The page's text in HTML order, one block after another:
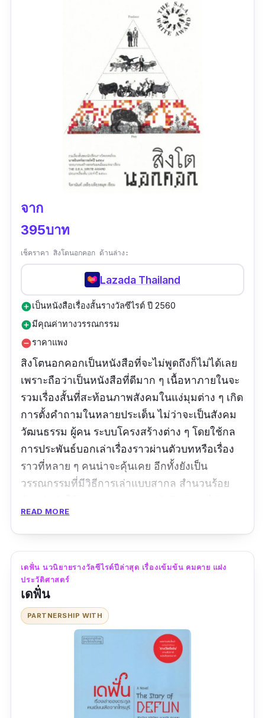
ปาลิตา ผลประดับเพ็ชร
สำนักพิมพ์ผจญภัย
จำนวนหน้า :168
ยังไม่พบรีวิว
จาก
395บาท
เช็คราคา สิงโตนอกคอก ด้านล่าง:
Lazada Thailand
add_circleเป็นหนังสือเรื่องสั้นรางวัลซีไรต์ ปี 2560
add_circleมีคุณค่าทางวรรณกรรม
remove_circleราคาแพง
สิงโตนอกคอกเป็นหนังสือที่จะไม่พูดถึงก็ไม่ได้เลย
เพราะถือว่าเป็นหนังสือที่ดีมาก ๆ เนื้อหาภายในจะ
รวมเรื่องสั้นที่สะท้อนภาพสังคมในแง่มุมต่าง ๆ เกิด
การตั้งคำถามในหลายประเด็น ไม่ว่าจะเป็นสังคม
วัฒนธรรม ผู้คน ระบบโครงสร้างต่าง ๆ โดยใช้กล
การประพันธ์บอกเล่าเรื่องราวผ่านตัวบทหรือเรื่อง
ราวที่หลาย ๆ คนน่าจะคุ้นเคย อีกทั้งยังเป็น
วรรณกรรมที่มีวิธีการเล่าแบบสากล สำนวนร้อย
ผู้แต่ง :จิดานันท์ เหลืองเพียรสมุทร
สำนักพิมพ์ :
จำนวนหน้า :229
READ MORE
เดฟั่น นวนิยายรางวัลซีไรต์ปีล่าสุด เรื่องเข้มข้น คมคาย แฝง
ประวัติศาสตร์
เดฟั่น
PARTNERSHIP WITH